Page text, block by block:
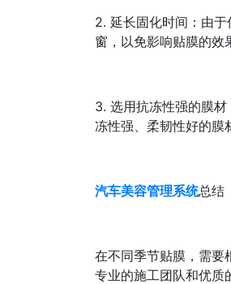
2. 延长固化时间：由
窗，以免影响贴膜的效
3. 选用抗冻性强的膜
冻性强、柔韧性好的膜
汽车美容管理系统总结
在不同季节贴膜，需要
专业的施工团队和优质